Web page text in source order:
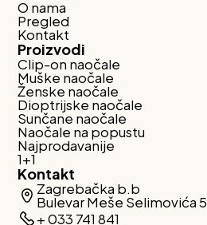
O nama
Pregled
Kontakt
Proizvodi
Clip-on naočale
Muške naočale
Ženske naočale
Dioptrijske naočale
Sunčane naočale
Naočale na popustu
Najprodavanije
1+1
Kontakt
Zagrebačka b.b
Bulevar Meše Selimovića 5
+ 033 741 841